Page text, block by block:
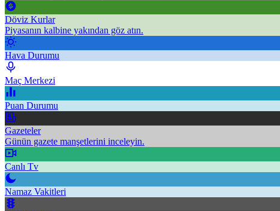
Döviz Kurlar
Piyasanın kalbine yakından göz atın.
Hava Durumu
Maç Merkezi
Puan Durumu
Gazeteler
Günün gazete manşetlerini inceleyin.
Canlı Tv
Namaz Vakitleri